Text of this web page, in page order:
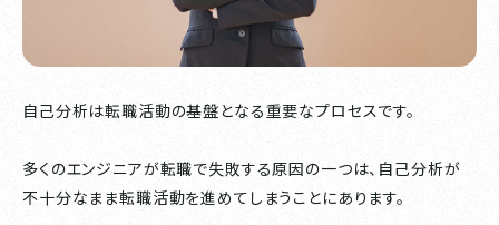
自己分析は転職活動の基盤となる重要なプロセスです。
多くのエンジニアが転職で失敗する原因の一つは、自己分析が
不十分なまま転職活動を進めてしまうことにあります。